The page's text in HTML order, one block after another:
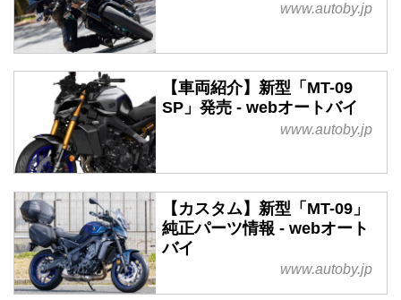
www.autoby.jp
【車両紹介】新型「MT-09
SP」発売 - webオートバイ
www.autoby.jp
【カスタム】新型「MT-09」
純正パーツ情報 - webオート
バイ
www.autoby.jp